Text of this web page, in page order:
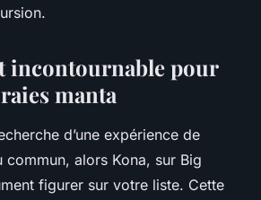
incontournable pour
manta
d’une expérience de
commun, alors Kona, sur Big
figurer sur votre liste. Cette